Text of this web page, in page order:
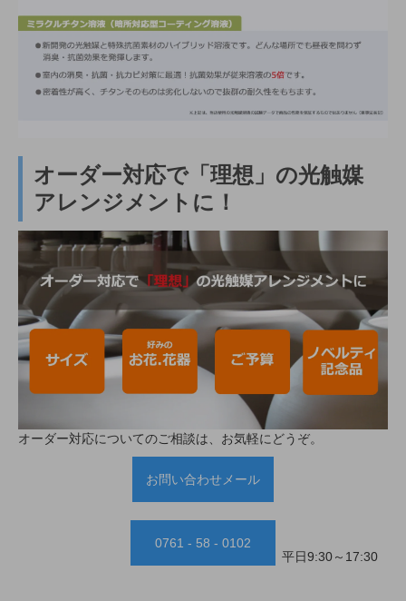
オーダー対応で「理想」の光触媒
アレンジメントに！
オーダー対応についてのご相談は、お気軽にどうぞ。
お問い合わせメール
0761 - 58 - 0102
平日9:30～17:30